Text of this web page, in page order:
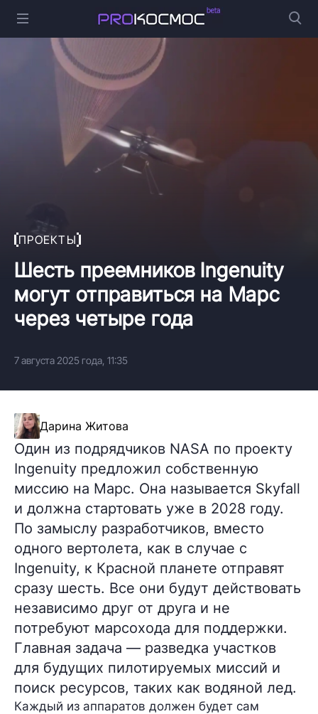
ПРОЕКТЫ
Шесть преемников Ingenuity
могут отправиться на Марс
через четыре года
7 августа 2025 года, 11:35
Дарина Житова
Один из подрядчиков NASA по проекту
Ingenuity предложил собственную
миссию на Марс. Она называется Skyfall
и должна стартовать уже в 2028 году.
По замыслу разработчиков, вместо
одного вертолета, как в случае с
Ingenuity, к Красной планете отправят
сразу шесть. Все они будут действовать
независимо друг от друга и не
потребуют марсохода для поддержки.
Главная задача — разведка участков
для будущих пилотируемых миссий и
поиск ресурсов, таких как водяной лед.
Каждый из аппаратов должен будет сам